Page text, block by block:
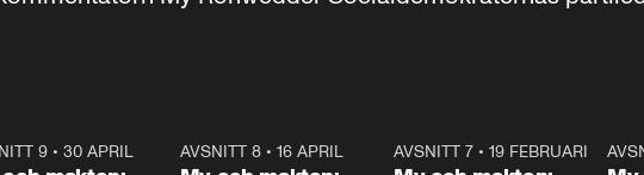
9• 30 APRIL AVSNITT 8• 16 APRIL 24:30
AVSNITT 7• 19 FEBRUARI